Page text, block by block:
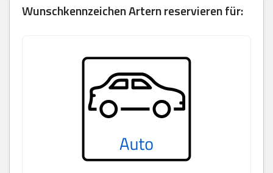
Wunschkennzeichen Artern reservieren für: